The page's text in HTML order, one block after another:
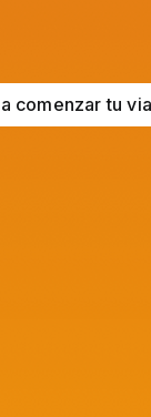
comenzar tu